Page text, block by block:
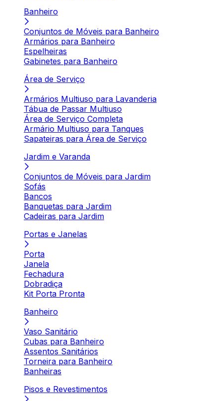
Banheiro
Conjuntos de Móveis para Banheiro
Armários para Banheiro
Espelheiras
Gabinetes para Banheiro
Área de Serviço
Armários Multiuso para Lavanderia
Tábua de Passar Multiuso
Área de Serviço Completa
Armário Multiuso para Tanques
Sapateiras para Área de Serviço
Jardim e Varanda
Conjuntos de Móveis para Jardim
Sofás
Bancos
Banquetas para Jardim
Cadeiras para Jardim
Portas e Janelas
Porta
Janela
Fechadura
Dobradiça
Kit Porta Pronta
Banheiro
Vaso Sanitário
Cubas para Banheiro
Assentos Sanitários
Torneira para Banheiro
Banheiras
Pisos e Revestimentos